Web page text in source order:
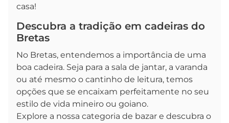
casa!
Descubra a tradição em cadeiras do
Bretas
No Bretas, entendemos a importância de uma
boa cadeira. Seja para a sala de jantar, a varanda
ou até mesmo o cantinho de leitura, temos
opções que se encaixam perfeitamente no seu
estilo de vida mineiro ou goiano.
Explore a nossa categoria de bazar e descubra o